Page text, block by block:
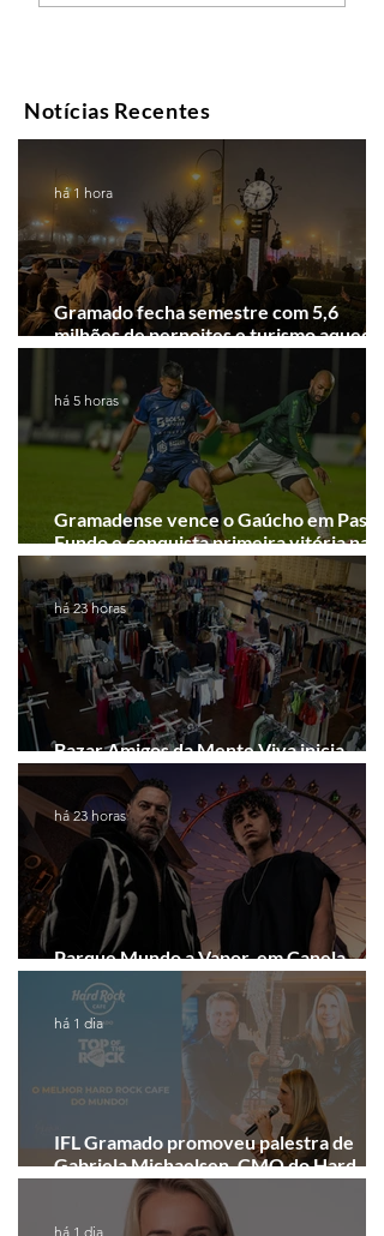
Notícias Recentes
Gramado fecha semestre com 5,6
milhões de pernoites e turismo
Junho desponta!
há 1 hora
Gramadense vence o Gaúcho em Passo
Fundo e conquista primeira vitória na
Série A2
há 5 horas
Bazar Amigos da Mente Viva inicia
arrecadação em Gramado e Canela
há 23 horas
Parque Mundo a Vapor, em Canela,
recebe festival eletrônico em agosto
há 23 horas
IFL Gramado promoveu palestra de
Gabriela Michaelsen, CMO do Hard
Rock Cafe Gramado
há 1 dia
há 1 dia